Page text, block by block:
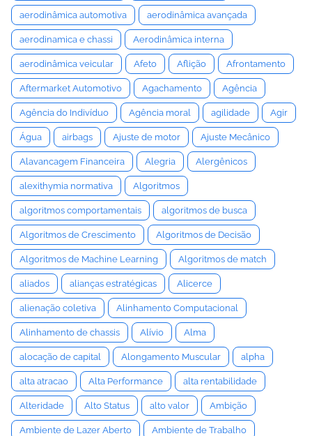
aerodinâmica automotiva aerodinâmica avançada
aerodinamica e chassi Aerodinâmica interna
aerodinâmica veicular Afeto Aflição Afrontamento
Aftermarket Automotivo Agachamento Agência
Agência do Indivíduo Agência moral agilidade Agir
Água airbags Ajuste de motor Ajuste Mecânico
Alavancagem Financeira Alegria Alergênicos
alexithymia normativa Algoritmos
algoritmos comportamentais algoritmos de busca
Algoritmos de Crescimento Algoritmos de Decisão
Algoritmos de Machine Learning Algoritmos de match
aliados alianças estratégicas Alicerce
alienação coletiva Alinhamento Computacional
Alinhamento de chassis Alívio Alma
alocação de capital Alongamento Muscular alpha
alta atracao Alta Performance alta rentabilidade
Alteridade Alto Status alto valor Ambição
Ambiente de Lazer Aberto Ambiente de Trabalho